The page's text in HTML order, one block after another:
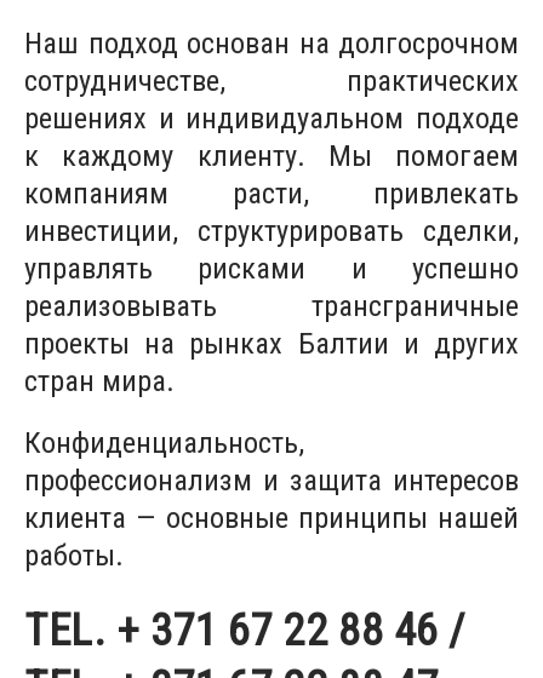
Наш подход основан на долгосрочном
сотрудничестве, практических
решениях и индивидуальном подходе
к каждому клиенту. Мы помогаем
компаниям расти, привлекать
инвестиции, структурировать сделки,
управлять рисками и успешно
реализовывать трансграничные
проекты на рынках Балтии и других
стран мира.
Конфиденциальность,
профессионализм и защита интересов
клиента — основные принципы нашей
работы.
TEL. + 371 67 22 88 46 /